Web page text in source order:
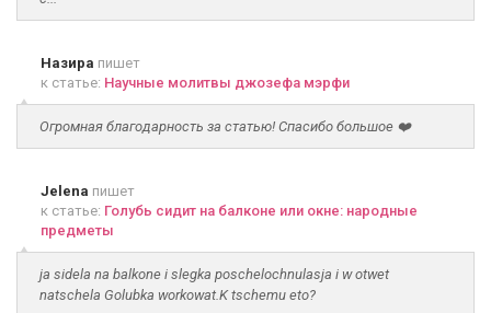
Назира пишет
к статье: Научные молитвы джозефа мэрфи
Огромная благодарность за статью! Спасибо большое ❤️
Jelena пишет
к статье: Голубь сидит на балконе или окне: народные
предметы
ja sidela na balkone i slegka poschelochnulasja i w otwet
natschela Golubka workowat.K tschemu eto?